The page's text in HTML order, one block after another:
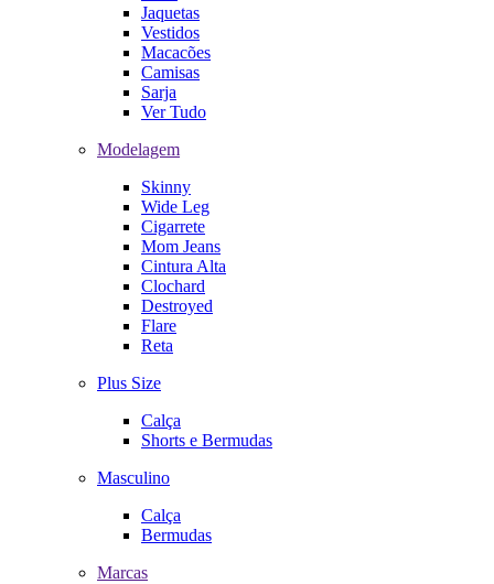
Jaquetas
Vestidos
Macacões
Camisas
Sarja
Ver Tudo
Modelagem
Skinny
Wide Leg
Cigarrete
Mom Jeans
Cintura Alta
Clochard
Destroyed
Flare
Reta
Plus Size
Calça
Shorts e Bermudas
Masculino
Calça
Bermudas
Marcas